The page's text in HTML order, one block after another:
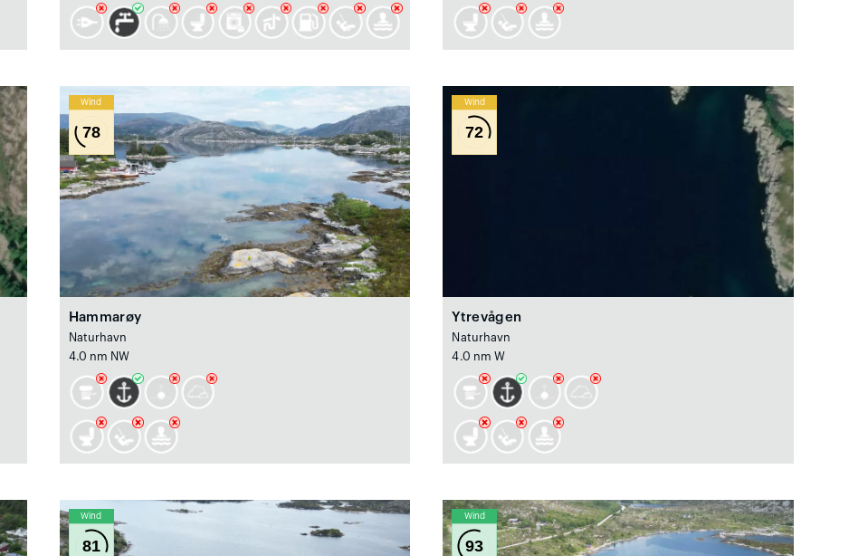
Wind
78
Hammarøy
Naturhavn
4.0 nm NW
Wind
72
Ytrevågen
Naturhavn
4.0 nm W
Wind
81
Wind
93